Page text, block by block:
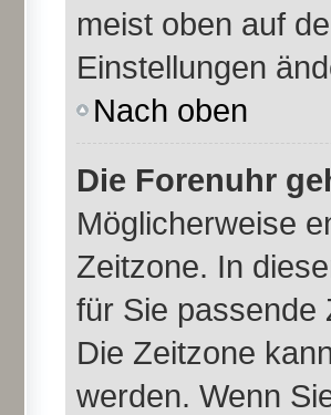
meist oben auf
Einstellungen
Nach oben
Die Forenuhr
Möglicherweise
Zeitzone. In
für Sie passende
Die Zeitzone
werden. Wenn